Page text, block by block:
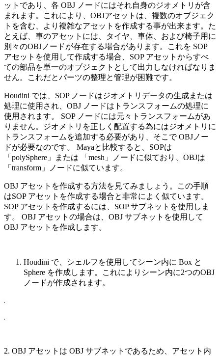
ットであり、各 OBJ ノードにはそれ自身のジオメトリが含
まれます。これにより、OBJアセットは、複数のオブジェク
トを含む、より複雑なアセットを作成する事が出来ます。た
とえば、車のアセットには、タイヤ、車体、および椅子用に
別々のOBJノードが存在する場合があります。これを SOP
アセットを使用して作成する場合、SOP アセットからすべ
ての部品を単一のオブジェクトとして出力しなければなりま
せん。これだとパーツの整理と管理が困難です。
Houdini では、SOP ノードはジオメトリデータの生成または
処理に使用され、OBJ ノードはトランスフォームの処理に
使用されます。 SOP ノードには元々トランスフォームがあ
りません。ジオメトリを正しく配置する為にはジオメトリに
トランスフォームを追加する必要があり、そこで OBJノー
ドが必要なのです。 Mayaと比較すると、SOPは
「polySphere」または 「mesh」ノードに似ており、OBJは
「transform」ノードに似ています。
OBJ アセットを作成する方法を見てみましょう。この手順
はSOP アセットを作成する場合と非常によく似ています。
SOP アセットを作成するには、SOP サブネットを使用しま
す。 OBJ アセットの場合は、OBJ サブネットを使用して
OBJ アセットを作成します。
Houdini で、シェルフを使用してシーン内に Box と
Sphere を作成します。これによりシーン内に2つのOBJ
ノードが作成されます。
2. OBJ アセットは OBJ サブネットであるため、アセット内